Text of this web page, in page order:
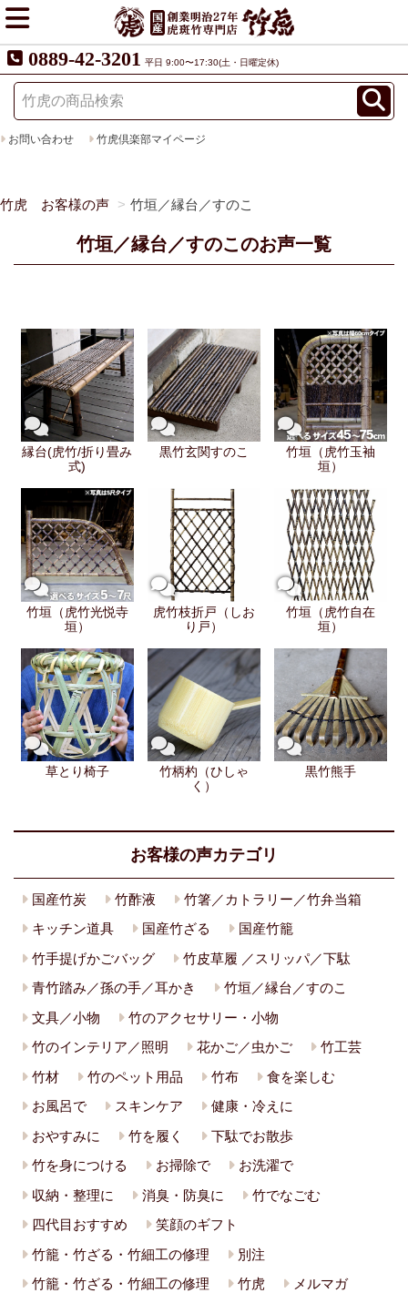
0889-42-3201 平日 9:00〜17:30(土・日曜定休)
お問い合わせ 竹虎倶楽部マイページ
竹虎 お客様の声 竹垣／縁台／すのこ
竹垣／縁台／すのこのお声一覧
縁台(虎竹/折り畳み
式)
黒竹玄関すのこ
竹垣（虎竹玉袖
垣）
竹垣（虎竹光悦寺
垣）
虎竹枝折戸（しお
り戸）
竹垣（虎竹自在
垣）
草とり椅子
竹柄杓（ひしゃ
く）
黒竹熊手
お客様の声カテゴリ
国産竹炭 竹酢液
竹箸／カトラリー／竹弁当箱
キッチン道具
国産竹ざる
国産竹籠
竹手提げかごバッグ
竹皮草履 ／スリッパ／下駄
青竹踏み／孫の手／耳かき
竹垣／縁台／すのこ
文具／小物
竹のアクセサリー・小物
竹のインテリア／照明
花かご／虫かご
竹工芸
竹材
竹のペット用品 竹布
食を楽しむ
お風呂で
スキンケア
健康・冷えに
おやすみに
竹を履く
下駄でお散歩
竹を身につける
お掃除で
お洗濯で
収納・整理に
消臭・防臭に
竹でなごむ
四代目おすすめ
笑顔のギフト
竹籠・竹ざる・竹細工の修理
別注
竹籠・竹ざる・竹細工の修理
竹虎
メルマガ